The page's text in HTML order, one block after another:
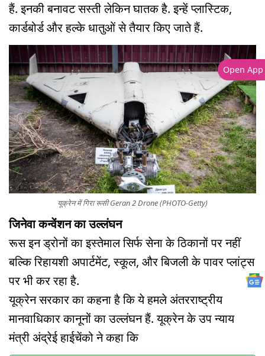
हैं. इनकी बनावट सस्ती लेकिन घातक है. इन्हें प्लास्टिक,
कार्डबोर्ड और हल्के धातुओं से तैयार किए जाते हैं.
यूक्रेन में गिरा रूसी Geran 2 Drone (PHOTO-Getty)
जिनेवा कन्वेंशन का उल्लंघन
रूस इन ड्रोनों का इस्तेमाल सिर्फ सेना के ठिकानों पर नहीं
बल्कि रिहायशी अपार्टमेंट, स्कूल, और बिजली के पावर प्लांट्स
पर भी कर रहा है.
यूक्रेन सरकार का कहना है कि ये हमले अंतरराष्ट्रीय
मानवाधिकार कानूनों का उल्लंघन हैं. यूक्रेन के उप न्याय
मंत्री अंद्रेई हाईचेंको ने कहा कि
Open App